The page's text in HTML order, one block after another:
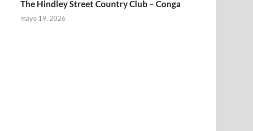
The Hindley Street Country Club – Conga
mayo 19, 2026